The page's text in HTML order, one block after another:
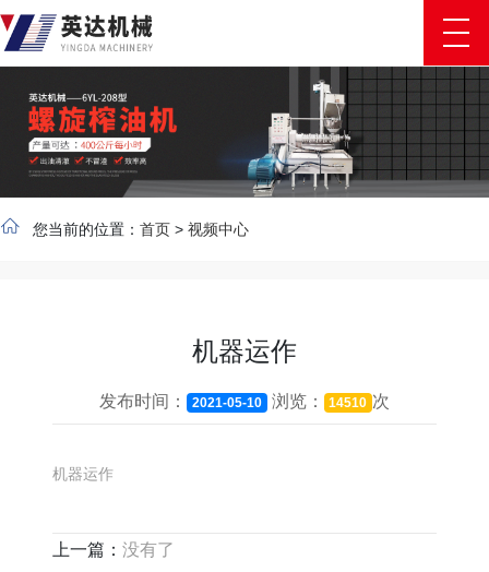
您当前的位置： 首页 > 视频中心
机器运作
发布时间： 2021-05-10 浏览： 14510 次
机器运作
上一篇： 没有了